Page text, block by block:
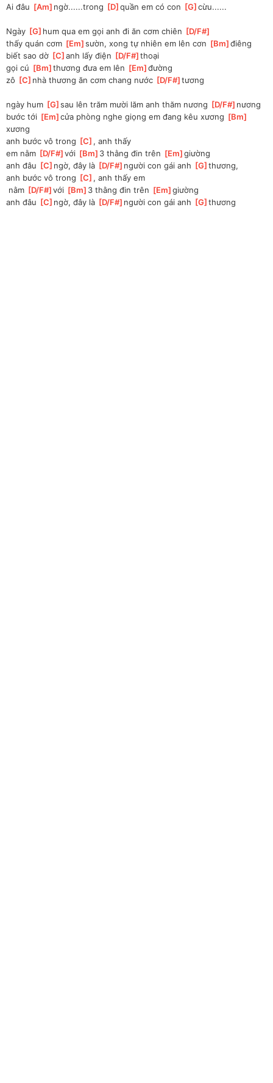
Ai đâu [Am ]ngờ......trong [D ]
quần em có con [G ]
cừu......
Ngày [G ]hum qua em gọi anh đi ăn cơm chiên [D/F#
thấy quán cơm [Em ]
sườn, xong tự nhiên em lên cơn [Bm ]
điêng
biết sao dờ [C ]
anh lấy điện [D/F# ]thoại
gọi cú [Bm ]thương đưa em lên [Em ]
đường
zô [C ]nhà thương ăn cơm chang nước [D/F# ]tương
ngày hum [G ]
sau lên trăm mười lăm anh thăm nương [D/F# ]nương
bước tới [Em ]
cửa phòng nghe giọng em đang kêu xương [Bm
xương
anh bước vô trong [C ], anh thấy
em nằm [D/F# ]
với [Bm ]3 thằng đin trên [Em ]
giường
anh đâu [C ]ngờ, đây là [D/F# ]người con gái anh [G ]thương,
anh bước vô trong [C ], anh thấy em
nằm [D/F# ]
với [Bm ]3 thằng đin trên [Em ]
giường
anh đâu [C ]ngờ, đây là [D/F# ]người con gái anh [G ]thương